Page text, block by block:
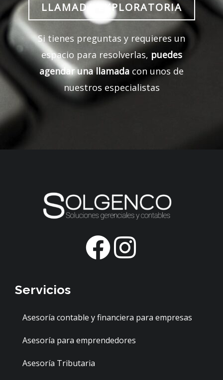
LLAMADA EXPLORATORIA
Si tienes preguntas y requieres un
espacio para resolverlas, puedes
agendar una llamada con unos de
nuestros especialistas
F
e
b
I
t
a
Servicios
Asesoría contable y financiera para empresas
Asesoría para emprendedores
Asesoría Tributaria